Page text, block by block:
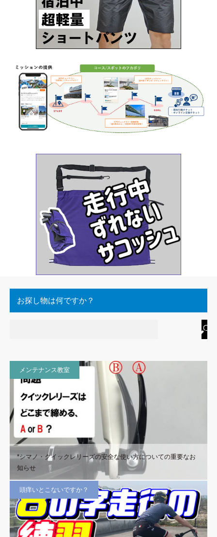
お探し物は何ですか？
メンテナンス教室
*シマノ・クイックレリーズの安全な使い方についての重要なお
知らせ
頭痒いとこないですか？